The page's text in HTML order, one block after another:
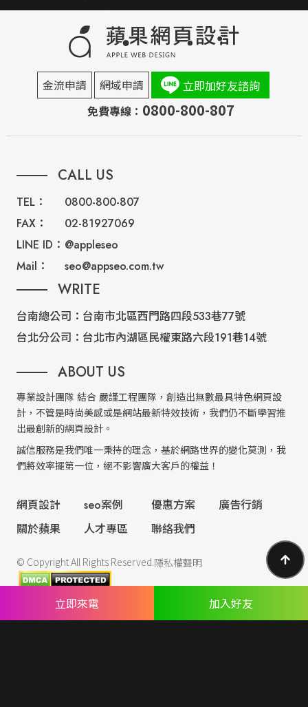
金流申請 網域申請
立即加好友諮詢
免費專線： 0800-800-807
CALL US
TEL：
0800-800-807
FAX：
02-81927069
LINE ID： @appleseo
Mail：
seo@appseo.com.tw
WRITE
台南總公司： 台南市北區西門路四段533巷77號
台北分公司： 台北市內湖區民權東路六段191巷14號
ABOUT US
專業設計團隊 結合 嚴謹工程團隊，創造出無數最具特色網頁設
計，不管是時尚美感或是網站最新特效技術，我們仍不斷學習推
出最創新的網頁設計。
誠信服務是我們唯一秉持的理念，基於網路世界的變化莫測，我
們將效率擺第一位，絕不影響廣大客戶的權益！
網頁設計 seo案例 優惠方案
廣告行銷
關於蘋果
人才專區 聯絡我們
© Copyright All Rights Reserved.隱私權聲明
立即來電 加入好友